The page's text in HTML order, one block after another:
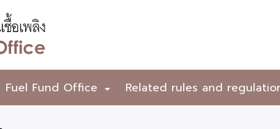
+
Fuel Fund Office Related rules and